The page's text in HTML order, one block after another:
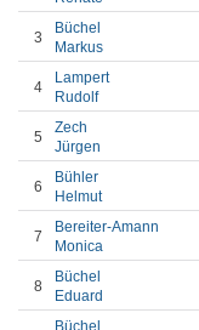
3
Büchel
Markus
4
Lampert
Rudolf
5
Zech
Jürgen
6
Bühler
Helmut
7
Bereiter-Amann
Monica
8
Büchel
Eduard